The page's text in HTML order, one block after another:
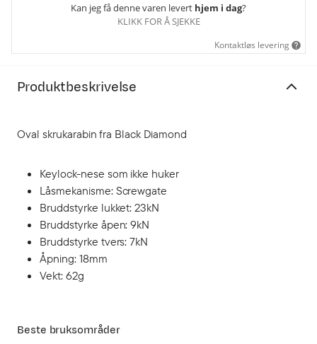
Kan jeg få denne varen levert hjem i dag?
KLIKK FOR Å SJEKKE
Kontaktløs levering
Produktbeskrivelse
Oval skrukarabin fra Black Diamond
Keylock-nese som ikke huker
Låsmekanisme: Screwgate
Bruddstyrke lukket: 23kN
Bruddstyrke åpen: 9kN
Bruddstyrke tvers: 7kN
Åpning: 18mm
Vekt: 62g
Beste bruksområder